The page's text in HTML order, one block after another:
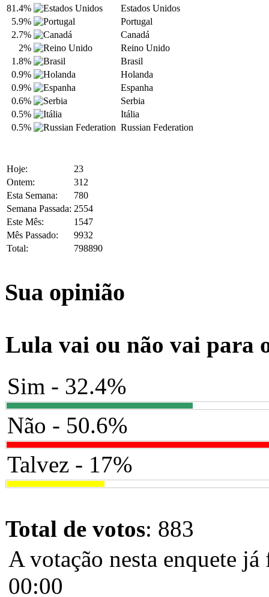
81.4%
Estados Unidos
5.9%
Portugal
2.7%
Canadá
2%
Reino Unido
1.8%
Brasil
0.9%
Holanda
0.9%
Espanha
0.6%
Serbia
0.5%
Itália
0.5%
Russian Federation
Hoje:
23
Ontem:
312
Esta Semana:
780
Semana Passada: 2554
Este Mês:
1547
Mês Passado:
9932
Total:
798890
Sua opinião
Lula vai ou não vai para
Sim - 32.4%
Não - 50.6%
Talvez - 17%
Total de votos: 883
A votação nesta enquete
00:00